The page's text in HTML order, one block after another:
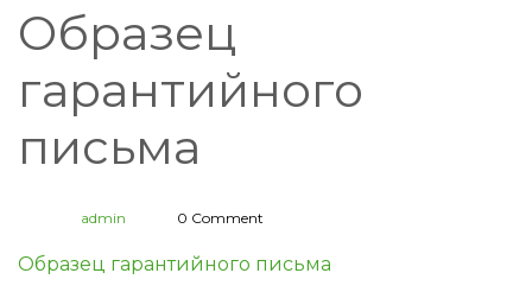
Образец
гарантийного
письма
admin 0 Comment
Образец гарантийного письма